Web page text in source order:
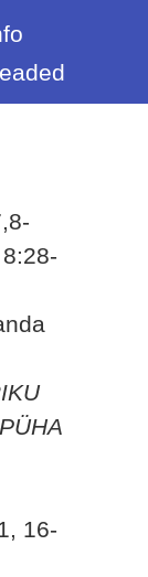
16-